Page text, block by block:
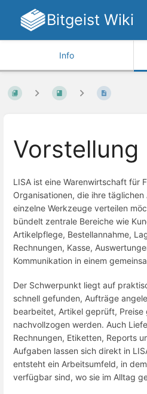
Bitgeist Wiki
Info
Vorstellung
LISA ist eine Warenwirtschaft für
Organisationen, die ihre
einzelne Werkzeuge verteilen
bündelt zentrale Bereiche wie
Artikelpflege, Bestellannahme,
Rechnungen, Kasse,
Kommunikation in einem
Der Schwerpunkt liegt auf
schnell gefunden, Aufträge
bearbeitet, Artikel geprüft,
nachvollzogen werden. Auch
Rechnungen, Etiketten, Reports
Aufgaben lassen sich direkt in
entsteht ein Arbeitsumfeld, in
verfügbar sind, wo sie im Alltag